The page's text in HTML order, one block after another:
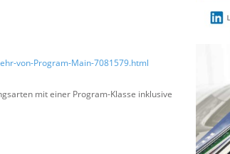
von-Program-Main-7081579.html
mit einer Program-Klasse inklusive